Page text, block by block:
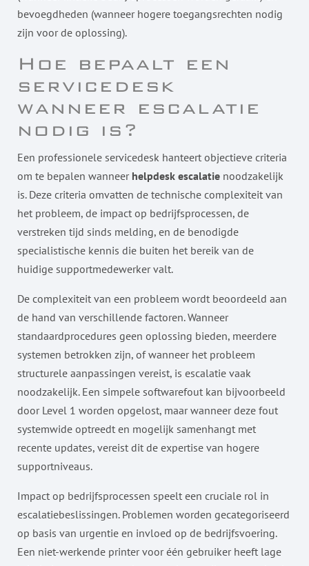
bevoegdheden (wanneer hogere toegangsrechten nodig
zijn voor de oplossing).
Hoe bepaalt een
servicedesk
wanneer escalatie
nodig is?
Een professionele servicedesk hanteert objectieve criteria
om te bepalen wanneer helpdesk escalatie noodzakelijk
is. Deze criteria omvatten de technische complexiteit van
het probleem, de impact op bedrijfsprocessen, de
verstreken tijd sinds melding, en de benodigde
specialistische kennis die buiten het bereik van de
huidige supportmedewerker valt.
De complexiteit van een probleem wordt beoordeeld aan
de hand van verschillende factoren. Wanneer
standaardprocedures geen oplossing bieden, meerdere
systemen betrokken zijn, of wanneer het probleem
structurele aanpassingen vereist, is escalatie vaak
noodzakelijk. Een simpele softwarefout kan bijvoorbeeld
door Level 1 worden opgelost, maar wanneer deze fout
systemwide optreedt en mogelijk samenhangt met
recente updates, vereist dit de expertise van hogere
supportniveaus.
Impact op bedrijfsprocessen speelt een cruciale rol in
escalatiebeslissingen. Problemen worden gecategoriseerd
op basis van urgentie en invloed op de bedrijfsvoering.
Een niet-werkende printer voor één gebruiker heeft lage